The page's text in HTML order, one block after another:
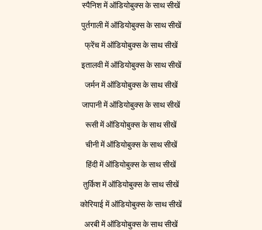
स्पैनिश में ऑडियोबुक्स के साथ सीखें
पुर्तगाली में ऑडियोबुक्स के साथ सीखें
फ्रेंच में ऑडियोबुक्स के साथ सीखें
इतालवी में ऑडियोबुक्स के साथ सीखें
जर्मन में ऑडियोबुक्स के साथ सीखें
जापानी में ऑडियोबुक्स के साथ सीखें
रूसी में ऑडियोबुक्स के साथ सीखें
चीनी में ऑडियोबुक्स के साथ सीखें
हिंदी में ऑडियोबुक्स के साथ सीखें
तुर्किश में ऑडियोबुक्स के साथ सीखें
कोरियाई में ऑडियोबुक्स के साथ सीखें
अरबी में ऑडियोबुक्स के साथ सीखें